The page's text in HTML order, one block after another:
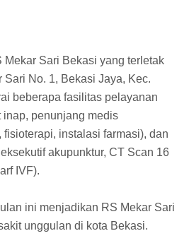
Mekar Sari Bekasi yang terletak
No. 1, Bekasi Jaya, Kec.
beberapa fasilitas pelayanan
penunjang medis
instalasi farmasi), dan
akupunktur, CT Scan 16
IVF).
ini menjadikan RS Mekar Sari
unggulan di kota Bekasi.